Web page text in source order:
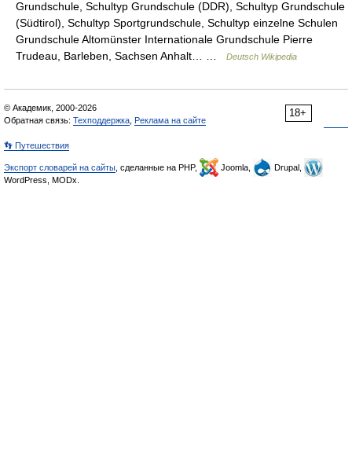
Grundschule, Schultyp Grundschule (DDR), Schultyp Grundschule
(Südtirol), Schultyp Sportgrundschule, Schultyp einzelne Schulen
Grundschule Altomünster Internationale Grundschule Pierre
Trudeau, Barleben, Sachsen Anhalt… …
Deutsch Wikipedia
18+
© Академик, 2000-2026
Обратная связь: Техподдержка Реклама на сайте
👣 Путешествия
Экспорт словарей на сайты , сделанные на PHP, Joomla,
Drupal,
WordPress, MODx.